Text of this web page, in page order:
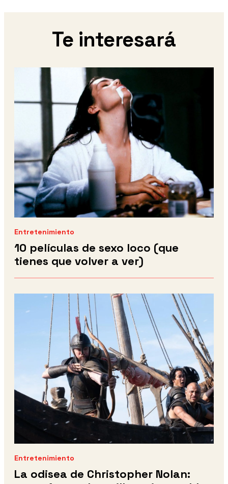
Te interesará
Entretenimiento
10 películas de sexo loco (que
tienes que volver a ver)
Entretenimiento
La odisea de Christopher Nolan: